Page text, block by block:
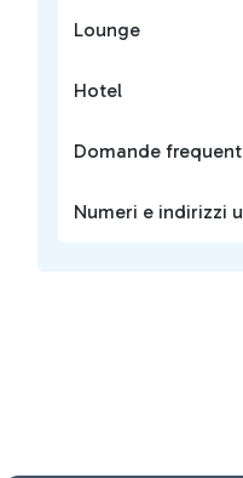
Lounge
Hotel
Domande
Numeri e indirizzi